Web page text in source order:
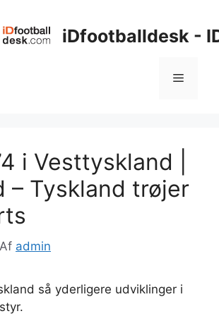
iDfootballdesk -
Menu
i Vesttyskland |
– Tyskland trøjer
Af admin
så yderligere udviklinger i